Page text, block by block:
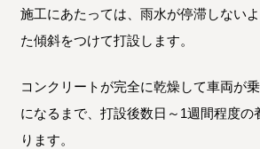
施工にあたっては、雨水が停滞しない
た傾斜をつけて打設します。
コンクリートが完全に乾燥して車両が
になるまで、打設後数日～1週間程度の
ります。